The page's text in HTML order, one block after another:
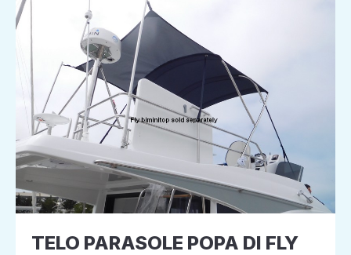
TELO PARASOLE POPA DI FLY